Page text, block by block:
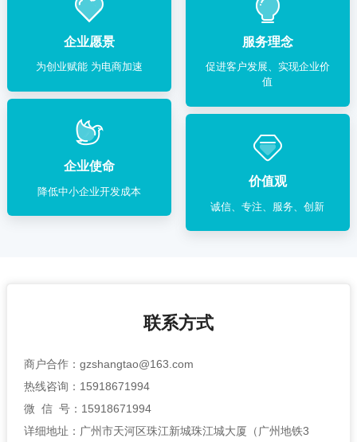
企业愿景
为创业赋能 为电商加速
服务理念
促进客户发展、实现企业价
值
企业使命
降低中小企业开发成本
价值观
诚信、专注、服务、创新
联系方式
商户合作：gzshangtao@163.com
热线咨询：15918671994
微 信 号：15918671994
详细地址：广州市天河区珠江新城珠江城大厦（广州地铁3